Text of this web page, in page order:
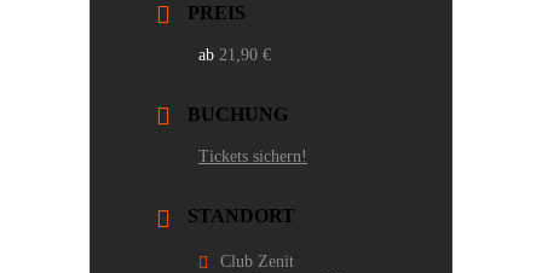
PREIS
21,90 €
BUCHUNG
Tickets sichern!
STANDORT
Club Zenit